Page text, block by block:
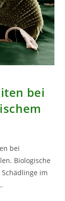
bei
bei
Biologische
im